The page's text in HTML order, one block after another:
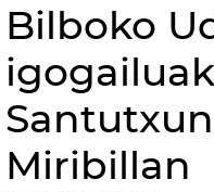
Bilboko
Miribillan